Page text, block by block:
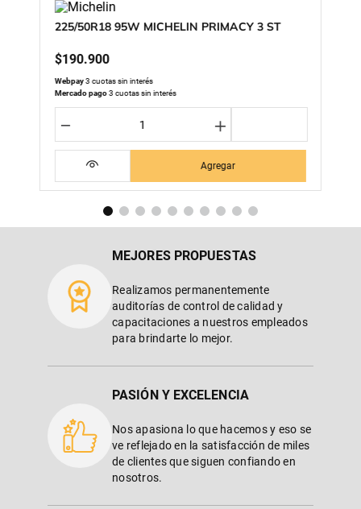
225/50R18 95W MICHELIN PRIMACY 3 ST
$190.900
Webpay3 cuotas sin interés
Mercado pago3 cuotas sin interés
＋
－
Agregar
MEJORES PROPUESTAS
Realizamos permanentemente
auditorías de control de calidad y
capacitaciones a nuestros empleados
para brindarte lo mejor.
PASIÓN Y EXCELENCIA
Nos apasiona lo que hacemos y eso se
ve reflejado en la satisfacción de miles
de clientes que siguen confiando en
nosotros.